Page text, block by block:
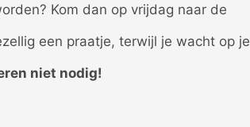
Kom dan op vrijdag naar de
een praatje, terwijl je wacht op je
niet nodig!